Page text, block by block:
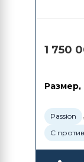
1 750
Размер,
Passion ,
С